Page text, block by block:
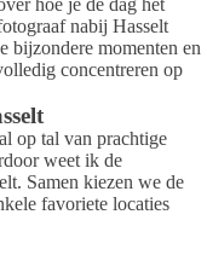
hoe je de dag het
nabij Hasselt
bijzondere momenten en
concentreren op
op tal van prachtige
weet ik de
Samen kiezen we de
favoriete locaties